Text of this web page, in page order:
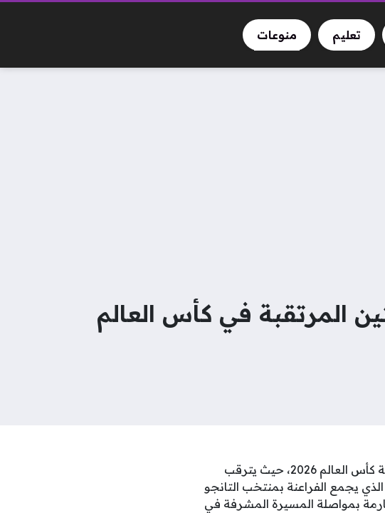
تعليم منوعات
المرتقبة في كأس العالم
مباراة مصر والأرجنتين تمثل ذروة الإثارة في منافسات دور الستة عشر لبطولة كأس العالم 2026، حيث يترقب
يجمع الفراعنة بمنتخب التانجو
بمواصلة المسيرة المشرفة في